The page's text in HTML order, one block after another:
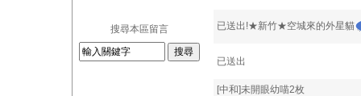
搜尋本區留言 已送出!★新竹★空城來的外星貓
已送出
[中和]未開眼幼喵2枚